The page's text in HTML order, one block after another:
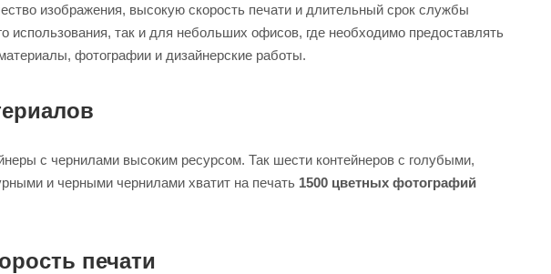
изображения, высокую скорость печати и длительный срок службы
так и для небольших офисов, где необходимо предоставлять
фотографии и дизайнерские работы.
с чернилами высоким ресурсом. Так шести контейнеров с голубыми,
и черными чернилами хватит на печать 1500 цветных фотографий
печати